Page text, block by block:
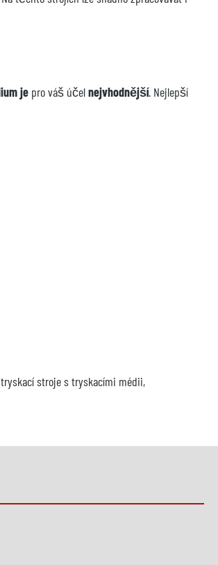
je pro váš účelnejvhodnější. Nejlepší
stroje s tryskacími médii,